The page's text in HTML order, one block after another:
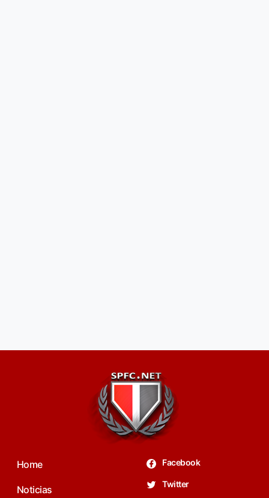
Home
Noticias
Facebook
Twitter